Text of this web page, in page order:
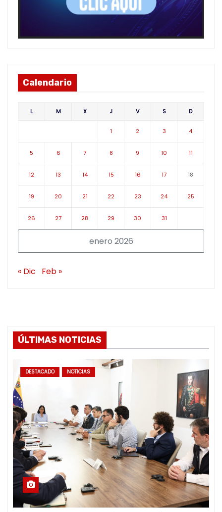
Calendario
enero 2026
L M X J V S D
1 2 3 4
5 6 7 8 9 10 11
12 13 14 15 16 17 18
19 20 21 22 23 24 25
26 27 28 29 30 31
« Dic Feb »
ÚLTIMAS NOTICIAS
DESTACADO NOTICIAS